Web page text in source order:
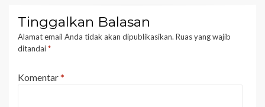
Tinggalkan Balasan
Alamat email Anda tidak akan dipublikasikan. Ruas yang wajib
ditandai*
Komentar*